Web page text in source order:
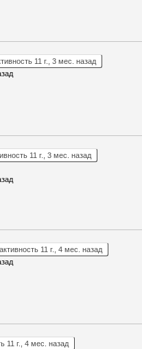
11 г., 3 мес. назад
11 г., 3 мес. назад
активность 11 г., 4 мес. назад
11 г., 4 мес. назад